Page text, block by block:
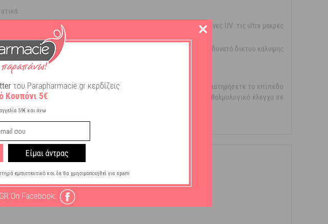
φίλτρο που προστατεύει ακόμη και από τις πιο επιβλαβείς ακτίνες UV: τις ultra μακρές
Οι μικρο-κρύσταλλοι ομαδοποιούνται δημιουργώντας ένα δυνατό δίκτυο κάλυψης
Εφαρμόζετε τακτικά και σε γενναιόδωρη ποσότητα για να διατηρήσετε το επίπεδο
σε ευαίσθητο και αντιδραστικό δέρμα. Δοκιμασμένο υπό οφθαλμολογικό έλεγχο σε
του Parapharmacie.gr κερδίζεις
Κουπόνι 5€
59€ και άνω
Είμαι άντρας
εμπιστευτικό και δε θα χρησιμοποιηθεί για spam
On Facebook: